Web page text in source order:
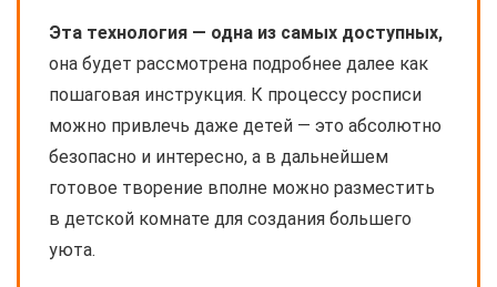
Эта технология — одна из самых доступных,
она будет рассмотрена подробнее далее как
пошаговая инструкция. К процессу росписи
можно привлечь даже детей — это абсолютно
безопасно и интересно, а в дальнейшем
готовое творение вполне можно разместить
в детской комнате для создания большего
уюта.